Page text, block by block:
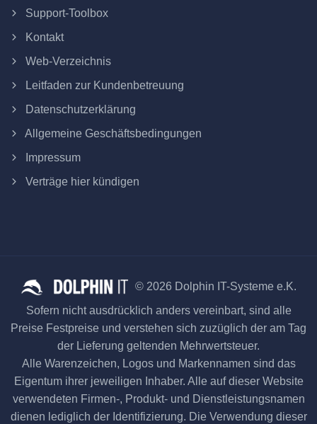
Support-Toolbox
Kontakt
Web-Verzeichnis
Leitfaden zur Kundenbetreuung
Datenschutzerklärung
Allgemeine Geschäftsbedingungen
Impressum
Verträge hier kündigen
© 2026 Dolphin IT-Systeme e.K.
Sofern nicht ausdrücklich anders vereinbart, sind alle
Preise Festpreise und verstehen sich zuzüglich der am Tag
der Lieferung geltenden Mehrwertsteuer.
Alle Warenzeichen, Logos und Markennamen sind das
Eigentum ihrer jeweiligen Inhaber. Alle auf dieser Website
verwendeten Firmen-, Produkt- und Dienstleistungsnamen
dienen lediglich der Identifizierung. Die Verwendung dieser